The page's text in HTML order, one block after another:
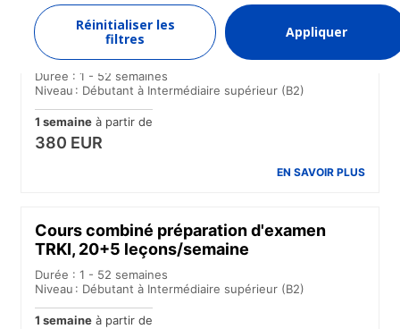
Réinitialiser les
filtres
Appliquer
Cours intensif
Durée : 1 - 52 semaines
Niveau : Débutant à Intermédiaire supérieur (B2)
1 semaine à partir de
380 EUR
EN SAVOIR PLUS
Cours combiné préparation d'examen
TRKI, 20+5 leçons/semaine
Durée : 1 - 52 semaines
Niveau : Débutant à Intermédiaire supérieur (B2)
1 semaine à partir de